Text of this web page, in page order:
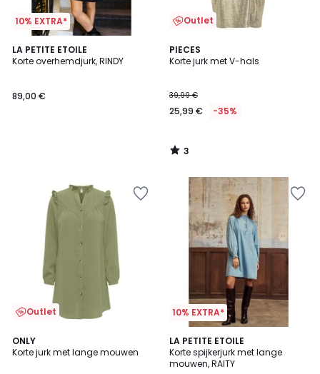
10% EXTRA*
LA PETITE ETOILE
Korte overhemdjurk, RINDY
89,00 €
Outlet
PIECES
Korte jurk met V-hals
39,99 €
25,99 € -35%
3
/
3
/
Outlet
ONLY
Korte jurk met lange mouwen
2
Kleuren
10% EXTRA*
LA PETITE ETOILE
Korte spijkerjurk met lange
mouwen, RAITY